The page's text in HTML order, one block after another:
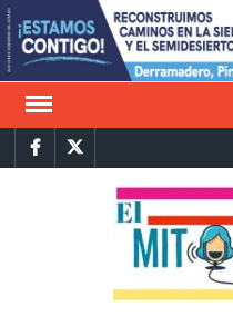
Saltar
al
contenido
FacebookTwitter